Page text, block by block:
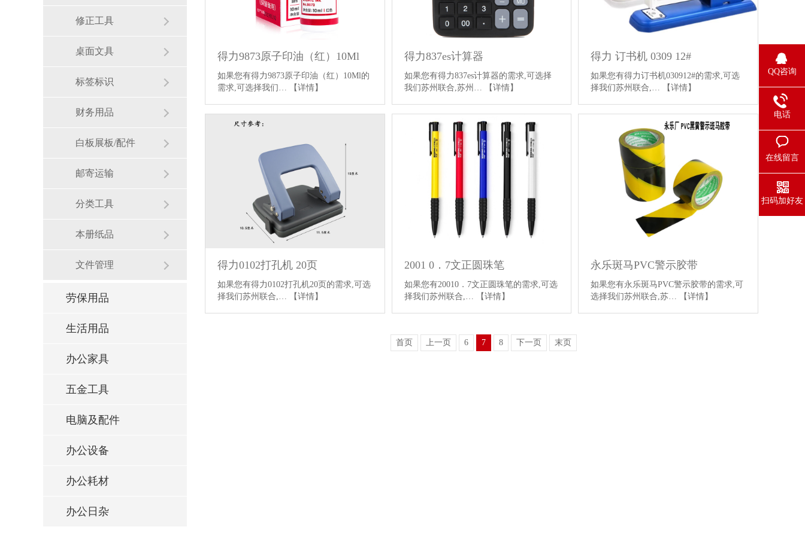
修正工具
桌面文具
标签标识
财务用品
白板展板/配件
邮寄运输
分类工具
本册纸品
文件管理
劳保用品
生活用品
办公家具
五金工具
电脑及配件
办公设备
办公耗材
办公日杂
得力9873原子印油（红）10Ml
如果您有得力9873原子印油（红）10Ml的
需求,可选择我们…
【详情】
得力837es计算器
如果您有得力837es计算器的需求,可选择
我们苏州联合,苏州…
【详情】
得力 订书机 0309 12#
如果您有得力订书机030912#的需求,可选
择我们苏州联合,…
【详情】
得力0102打孔机 20页
如果您有得力0102打孔机20页的需求,可选
择我们苏州联合,…
【详情】
2001 0．7文正圆珠笔
如果您有20010．7文正圆珠笔的需求,可选
择我们苏州联合,…
【详情】
永乐斑马PVC警示胶带
如果您有永乐斑马PVC警示胶带的需求,可
选择我们苏州联合,苏…
【详情】
首页 上一页 6 7 8 下一页 末页
QQ咨询
电话
在线留言
扫码加好友